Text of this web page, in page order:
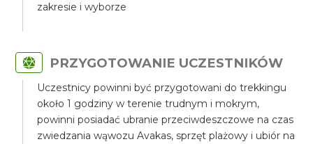
zakresie i wyborze
PRZYGOTOWANIE UCZESTNIKÓW
Uczestnicy powinni być przygotowani do trekkingu
około 1 godziny w terenie trudnym i mokrym,
powinni posiadać ubranie przeciwdeszczowe na czas
zwiedzania wąwozu Avakas, sprzęt plażowy i ubiór na